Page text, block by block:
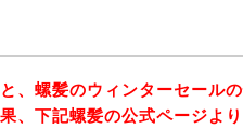
、螺髪のウィンターセール
、下記螺髪の公式ページよ